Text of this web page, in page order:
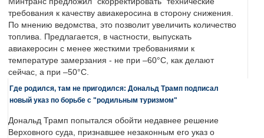
требования к качеству авиакеросина в сторону снижения.
По мнению ведомства, это позволит увеличить количество
топлива. Предлагается, в частности, выпускать
авиакеросин с менее жесткими требованиями к
температуре замерзания - не при –60°C, как делают
сейчас, а при –50°C.
Где родился, там не пригодился: Дональд Трамп подписал
новый указ по борьбе с "родильным туризмом"
Дональд Трамп попытался обойти недавнее решение
Верховного суда, признавшее незаконным его указ о